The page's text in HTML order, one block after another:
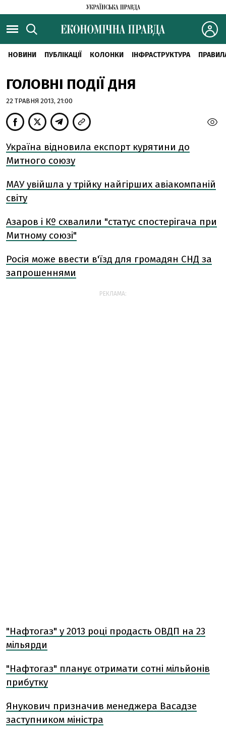
НОВИНИ ПУБЛІКАЦІЇ КОЛОНКИ ІНФРАСТРУКТУРА
ГОЛОВНІ ПОДІЇ ДНЯ
22 ТРАВНЯ 2013, 21:00
Україна відновила експорт курятини до
Митного союзу
МАУ увійшла у трійку найгірших авіакомпаній
світу
Азаров і Кº схвалили "статус спостерігача при
Митному союзі"
Росія може ввести в'їзд для громадян СНД за
запрошеннями
РЕКЛАМА:
"Нафтогаз" у 2013 році продасть ОВДП на 23
мільярди
"Нафтогаз" планує отримати сотні мільйонів
прибутку
Янукович призначив менеджера Васадзе
заступником міністра